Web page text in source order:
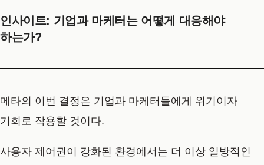
인사이트: 기업과 마케터는 어떻게 대응해야
하는가?
메타의 이번 결정은 기업과 마케터들에게 위기이자
기회로 작용할 것이다.
사용자 제어권이 강화된 환경에서는 더 이상 일방적인